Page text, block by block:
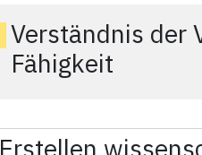
Verständnis der
Fähigkeit
Erstellen